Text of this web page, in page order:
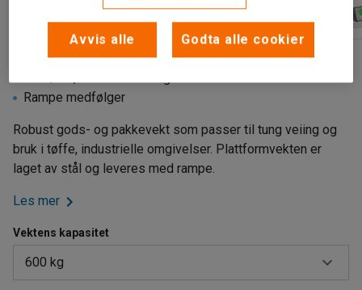
Robust stålkonstruksjon
Rampe medfølger
Robust gods- og pakkevekt som passer til tung veiing og
bruk i tøffe, industrielle omgivelser. Plattformvekten er
laget av stål og leveres med rampe.
Les mer
Vektens kapasitet
600 kg
Avvis alle Godta alle cookier